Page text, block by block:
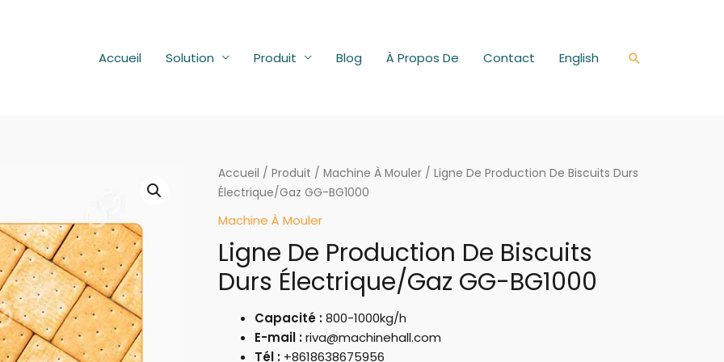
Accueil Solution Produit Blog À Propos De Contact English Rechercher
Accueil / Produit / Machine À Mouler/ Ligne De Production De Biscuits Durs
Électrique/Gaz GG-BG1000
Machine À Mouler
Ligne De Production De Biscuits
Durs Électrique/Gaz GG-BG1000
Capacité :800-1000kg/h
E-mail :riva@machinehall.com
Tél :+8618638675956